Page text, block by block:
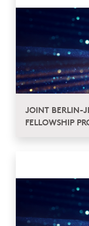
JOINT BERLIN-
FELLOWSHIP